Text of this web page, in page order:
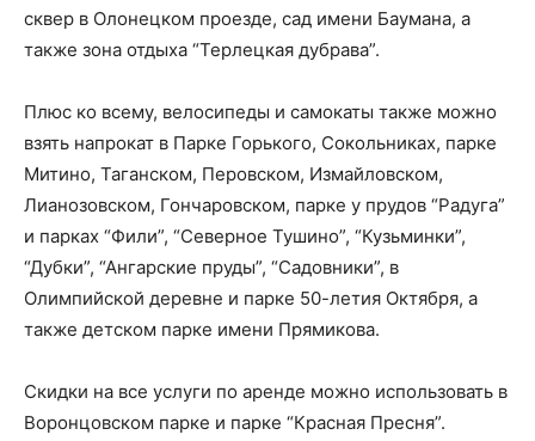
сквер в Олонецком проезде, сад имени Баумана, а
также зона отдыха “Терлецкая дубрава”.
Плюс ко всему, велосипеды и самокаты также можно
взять напрокат в Парке Горького, Сокольниках, парке
Митино, Таганском, Перовском, Измайловском,
Лианозовском, Гончаровском, парке у прудов “Радуга”
и парках “Фили”, “Северное Тушино”, “Кузьминки”,
“Дубки”, “Ангарские пруды”, “Садовники”, в
Олимпийской деревне и парке 50-летия Октября, а
также детском парке имени Прямикова.
Скидки на все услуги по аренде можно использовать в
Воронцовском парке и парке “Красная Пресня”.